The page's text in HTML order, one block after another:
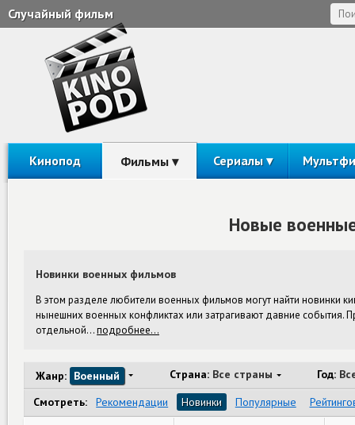
Случайный фильм
Кинопод Фильмы Сериалы
Новые
Новинки военных фильмов
В этом разделе любители военных фильмов могут найти новинки
нынешних военных конфликтах или затрагивают давние
отдельной…подробнее…
Жанр: Военный Страна: Все страны Год:
Смотреть:
Рекомендации Новинки Популярные